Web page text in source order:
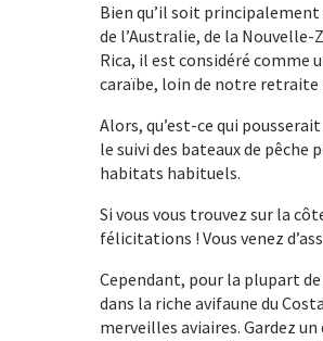
Bien qu’il soit principalement
de l’Australie, de la Nouvelle-
Rica, il est considéré comme
caraïbe, loin de notre retraite
Alors, qu’est-ce qui
le suivi des bateaux de
habitats habituels.
Si vous vous trouvez sur la
félicitations ! Vous venez
Cependant, pour la plupart
dans la riche avifaune du
merveilles aviaires. Gardez